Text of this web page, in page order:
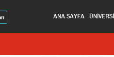
ANA SAYFA